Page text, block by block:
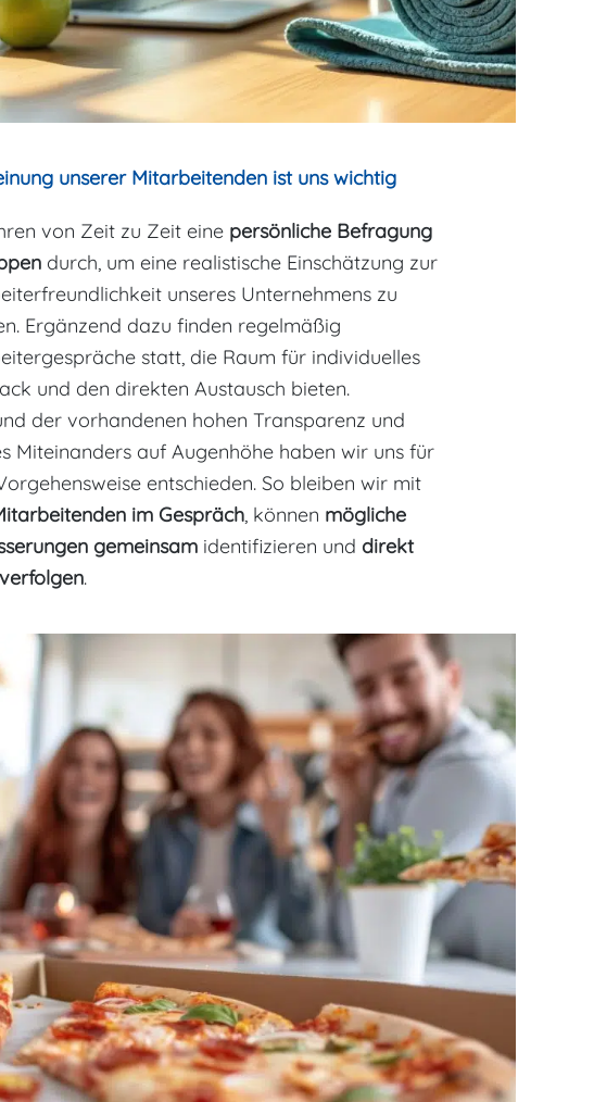
unserer Mitarbeitenden ist uns wichtig
von Zeit zu Zeit eine persönliche Befragung
durch, um eine realistische Einschätzung zur
unseres Unternehmens zu
Ergänzend dazu finden regelmäßig
statt, die Raum für individuelles
und den direkten Austausch bieten.
der vorhandenen hohen Transparenz und
Miteinanders auf Augenhöhe haben wir uns für
entschieden. So bleiben wir mit
im Gespräch, können mögliche
gemeinsam identifizieren und direkt
.